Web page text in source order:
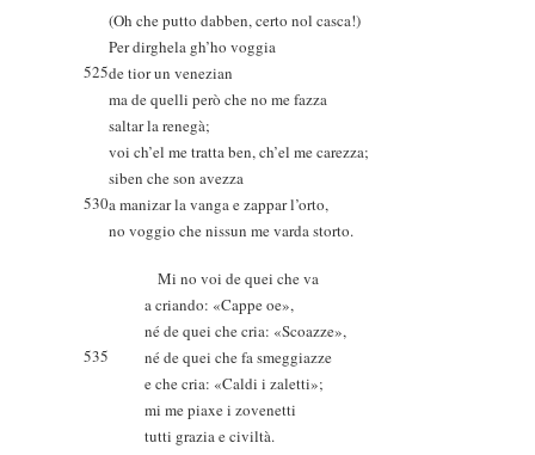
(Oh che putto dabben, certo nol casca!)
Per dirghela gh’ho voggia
525de tior un venezian
ma de quelli però che no me fazza
saltar la renegà;
voi ch’el me tratta ben, ch’el me carezza;
siben che son avezza
530a manizar la vanga e zappar l’orto,
no voggio che nissun me varda storto.
Mi no voi de quei che va
a criando: «Cappe oe»,
né de quei che cria: «Scoazze»,
535
né de quei che fa smeggiazze
e che cria: «Caldi i zaletti»;
mi me piaxe i zovenetti
tutti grazia e civiltà.